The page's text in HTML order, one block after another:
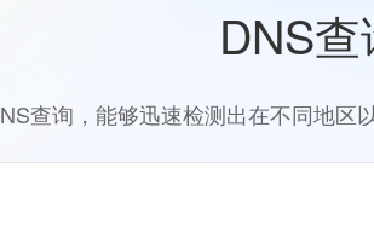
DNS查
查询，能够迅速检测出在不同地区